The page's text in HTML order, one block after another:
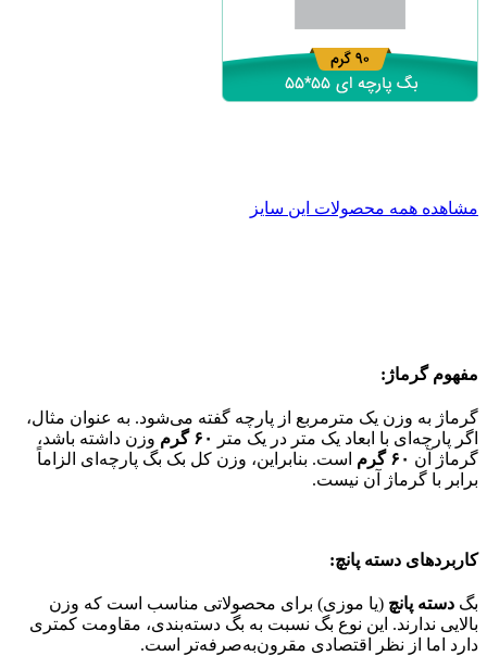
مشاهده همه محصولات این سایز
مفهوم گرماژ:
گرماژ به وزن یک مترمربع از پارچه گفته می‌شود. به عنوان مثال،
اگر پارچه‌ای با ابعاد یک متر در یک متر
۶۰ گرم
وزن داشته باشد،
گرماژ آن ۶۰ گرم
است. بنابراین، وزن کل بک بگ پارچه‌ای الزاماً
برابر با گرماژ آن نیست.
کاربردهای دسته پانچ:
بگ دسته پانچ (یا موزی) برای محصولاتی مناسب است که وزن
بالایی ندارند. این نوع بگ نسبت به بگ دسته‌بندی، مقاومت کمتری
دارد اما از نظر اقتصادی مقرون‌به‌صرفه‌تر است.